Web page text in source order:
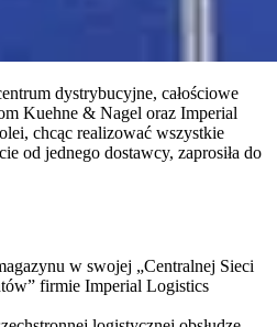
dystrybucyjne, całościowe
Kuehne & Nagel oraz Imperial
chcąc realizować wszystkie
od jednego dostawcy, zaprosiła do
w swojej „Centralnej Sieci
firmie Imperial Logistics